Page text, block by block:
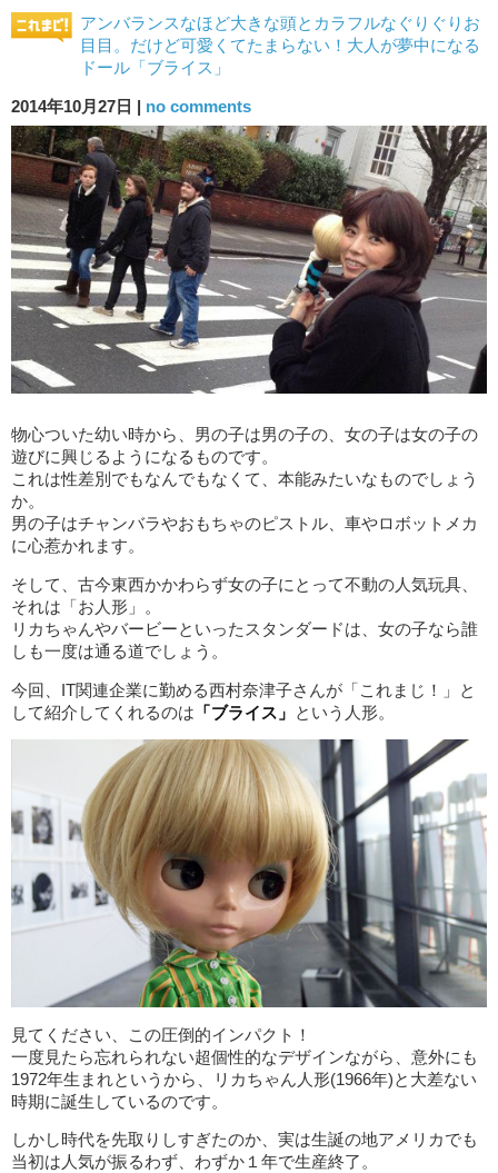
アンバランスなほど大きな頭とカラフルなぐりぐりお
目目。だけど可愛くてたまらない！大人が夢中になる
ドール「ブライス」
2014年10月27日 | no comments
物心ついた幼い時から、男の子は男の子の、女の子は女の子の
遊びに興じるようになるものです。
これは性差別でもなんでもなくて、本能みたいなものでしょう
か。
男の子はチャンバラやおもちゃのピストル、車やロボットメカ
に心惹かれます。
そして、古今東西かかわらず女の子にとって不動の人気玩具、
それは「お人形」。
リカちゃんやバービーといったスタンダードは、女の子なら誰
しも一度は通る道でしょう。
今回、IT関連企業に勤める西村奈津子さんが「これまじ！」と
して紹介してくれるのは 「ブライス」 という人形。
見てください、この圧倒的インパクト！
一度見たら忘れられない超個性的なデザインながら、意外にも
1972年生まれというから、リカちゃん人形(1966年)と大差ない
時期に誕生しているのです。
しかし時代を先取りしすぎたのか、実は生誕の地アメリカでも
当初は人気が振るわず、わずか１年で生産終了。